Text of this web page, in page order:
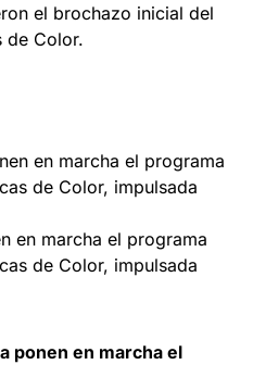
el brochazo inicial del
de Color.
en marcha el programa
de Color, impulsada
ponen en marcha el